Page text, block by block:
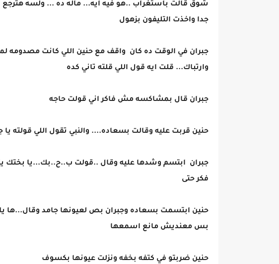
شوق قالت باستغراب ..هو فيه ايه... ماله ده ... ولسه
جدا واخذت التليفون بزهول
جبران في الوقت ده كان واقف مع حنين اللي كانت مصدومه
وارتباك... قلت ايه قول اللي قلته تاني كده
جبران قال بمشاكسه مش فاكر اني قولت حاجه
حنين قربت عليه وقالت بسعاده.... والنبي تقول اللي قولته
جبران ابتسم وشدها عليه وقال ..قولت ب..ح..بك...يا بختك
فكر حتى
حنين ابتسمت بسعاده وجبران بص لعيونها جامد وقال...ها
بس معنديش مانع اسمعها
حنين ضربتو في كتفه بخفه ونزلت عيونها بكسوف